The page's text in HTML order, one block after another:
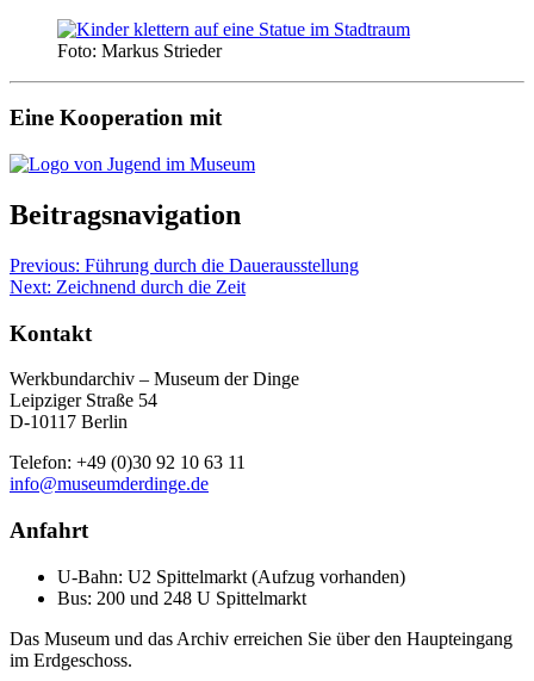
Foto: Markus Strieder
Eine Kooperation mit
Beitragsnavigation
Previous: Führung durch die Dauerausstellung
Next: Zeichnend durch die Zeit
Kontakt
Werkbundarchiv – Museum der Dinge
Leipziger Straße 54
D-10117 Berlin
Telefon: +49 (0)30 92 10 63 11
info@museumderdinge.de
Anfahrt
U-Bahn: U2 Spittelmarkt (Aufzug vorhanden)
Bus: 200 und 248 U Spittelmarkt
Das Museum und das Archiv erreichen Sie über den Haupteingang
im Erdgeschoss.